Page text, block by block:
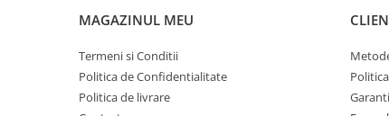
MAGAZINUL MEU
Termeni si Conditii
Politica de Confidentialitate
Politica de livrare